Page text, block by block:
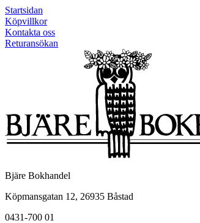
Startsidan
Köpvillkor
Kontakta oss
Returansökan
Bjäre Bokhandel
Köpmansgatan 12, 26935 Båstad
0431-700 01